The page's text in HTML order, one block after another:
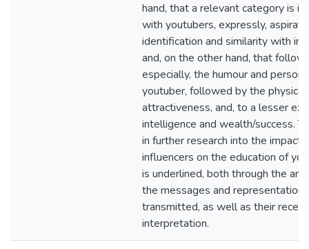
hand, that a relevant category is
with youtubers, expressly,
identification and similarity with
and, on the other hand, that
especially, the humour and
youtuber, followed by the physical
attractiveness, and, to a lesser
intelligence and wealth/success.
in further research into the impact
influencers on the education of
is underlined, both through the
the messages and representations
transmitted, as well as their
interpretation.